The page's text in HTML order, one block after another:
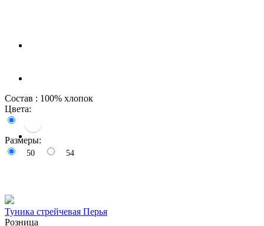
Состав : 100% хлопок
Цвета:
Размеры:
50 54
Туника стрейчевая Перья
Розница